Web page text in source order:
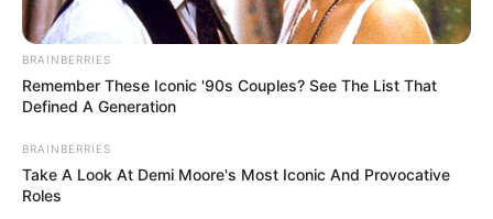
BRAINBERRIES
Remember These Iconic '90s Couples? See The List That
Defined A Generation
BRAINBERRIES
Take A Look At Demi Moore's Most Iconic And Provocative
Roles